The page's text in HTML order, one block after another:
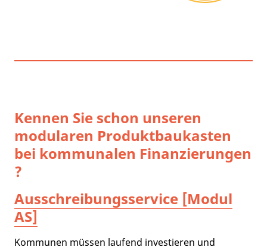
Kennen Sie schon unseren
modularen Produktbaukasten
bei kommunalen Finanzierungen
?
Ausschreibungsservice [Modul
AS]
Kommunen müssen laufend investieren und